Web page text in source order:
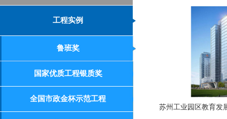
工程实例
鲁班奖
国家优质工程银质奖
全国市政金杯示范工程
苏州工业园区教育发